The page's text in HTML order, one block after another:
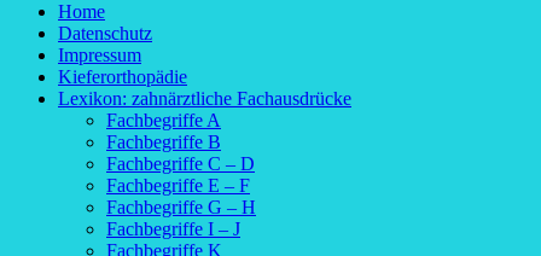
Home
Datenschutz
Impressum
Kieferorthopädie
Lexikon: zahnärztliche Fachausdrücke
Fachbegriffe A
Fachbegriffe B
Fachbegriffe C – D
Fachbegriffe E – F
Fachbegriffe G – H
Fachbegriffe I – J
Fachbegriffe K